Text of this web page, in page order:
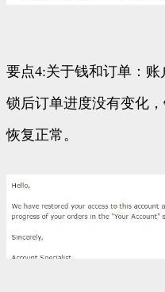
要点4:关于钱和订单：
锁后订单进度没有变化
恢复正常。